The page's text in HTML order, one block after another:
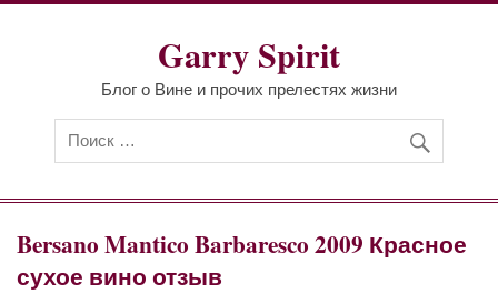
Перейти
Garry Spirit
Блог о Вине и прочих прелестях жизни
Bersano Mantico Barbaresco 2009 Красное
сухое вино отзыв